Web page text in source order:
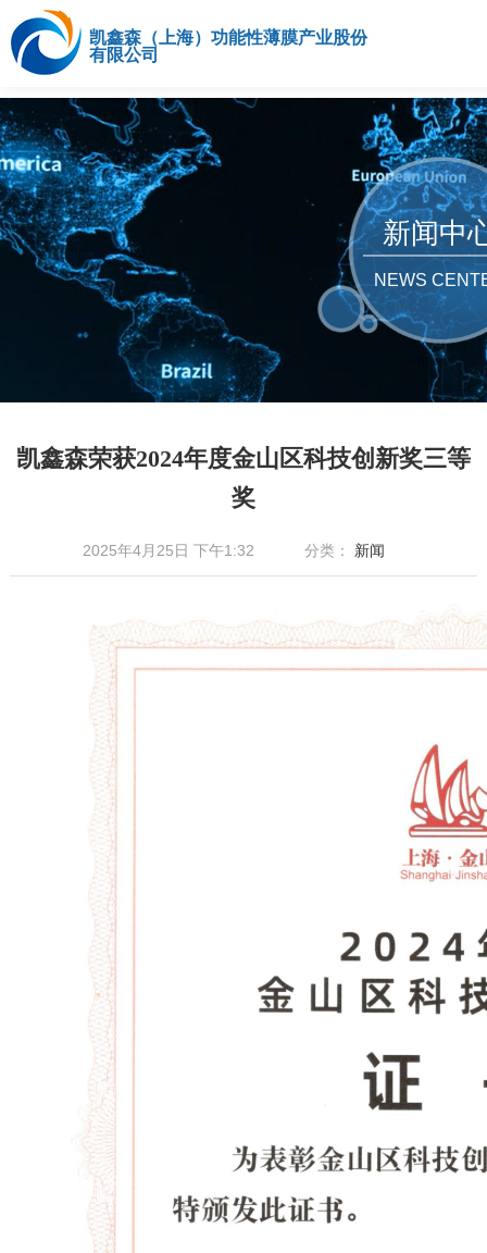
凯鑫森（上海）功能性薄膜产业股份
有限公司
新闻中
NEWS
凯鑫森荣获2024年度金山区科技创新奖三等
奖
2025年4月25日 下午1:32 分类： 新闻